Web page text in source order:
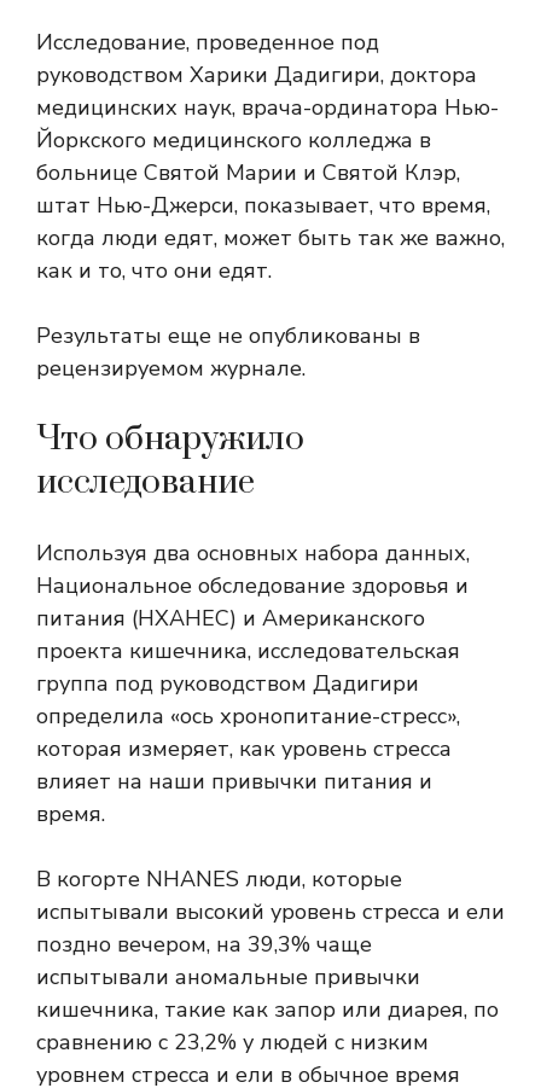
Исследование, проведенное под
руководством Харики Дадигири, доктора
медицинских наук, врача-ординатора Нью-
Йоркского медицинского колледжа в
больнице Святой Марии и Святой Клэр,
штат Нью-Джерси, показывает, что время,
когда люди едят, может быть так же важно,
как и то, что они едят.
Результаты еще не опубликованы в
рецензируемом журнале.
Что обнаружило
исследование
Используя два основных набора данных,
Национальное обследование здоровья и
питания (НХАНЕС) и Американского
проекта кишечника, исследовательская
группа под руководством Дадигири
определила «ось хронопитание-стресс»,
которая измеряет, как уровень стресса
влияет на наши привычки питания и
время.
В когорте NHANES люди, которые
испытывали высокий уровень стресса и ели
поздно вечером, на 39,3% чаще
испытывали аномальные привычки
кишечника, такие как запор или диарея, по
сравнению с 23,2% у людей с низким
уровнем стресса и ели в обычное время